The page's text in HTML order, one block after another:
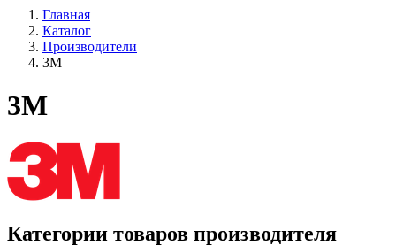
Главная
Каталог
Производители
3M
3M
Категории товаров производителя